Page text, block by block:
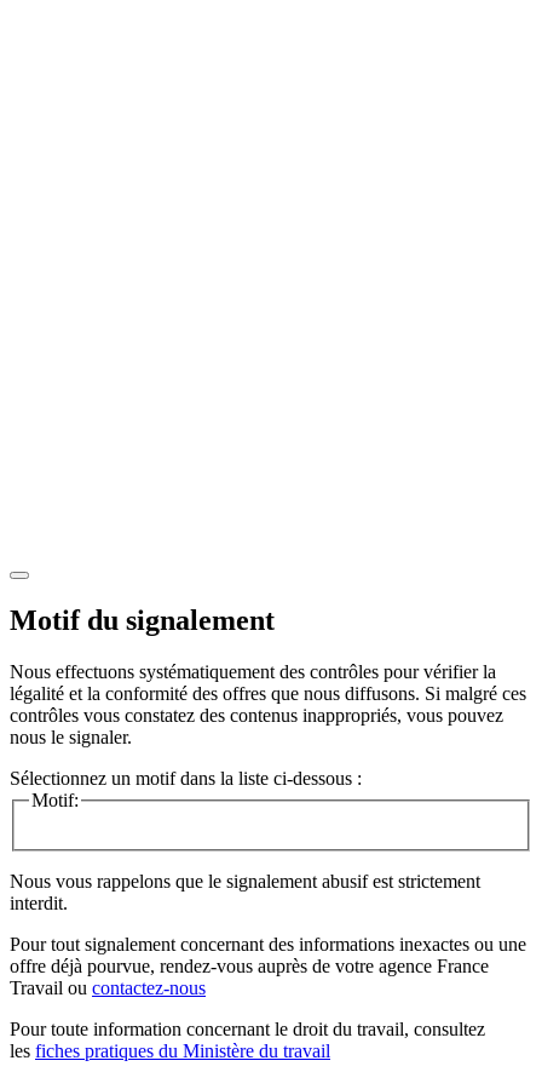
Motif du signalement
Nous effectuons systématiquement des contrôles pour vérifier la
légalité et la conformité des offres que nous diffusons. Si malgré ces
contrôles vous constatez des contenus inappropriés, vous pouvez
nous le signaler.
Sélectionnez un motif dans la liste ci-dessous :
Motif:
Nous vous rappelons que le signalement abusif est strictement
interdit.
Pour tout signalement concernant des informations inexactes ou une
offre déjà pourvue, rendez-vous auprès de votre agence France
Travail ou contactez-nous
Pour toute information concernant le droit du travail, consultez
les fiches pratiques du Ministère du travail